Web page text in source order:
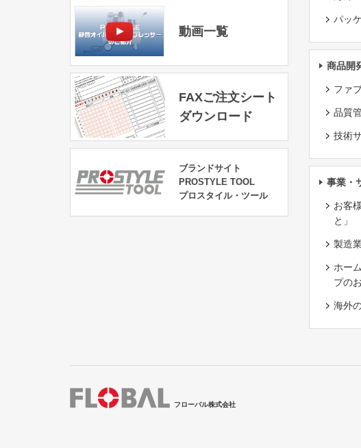
動画一覧
FAXご注文シート
ダウンロード
ブランドサイト
PROSTYLE TOOL
プロスタイル・ツール
パッ
商品開
ファ
品質
技術
事業・
お客
と」
製造
ホー
プの
海外
フローバル株式会社